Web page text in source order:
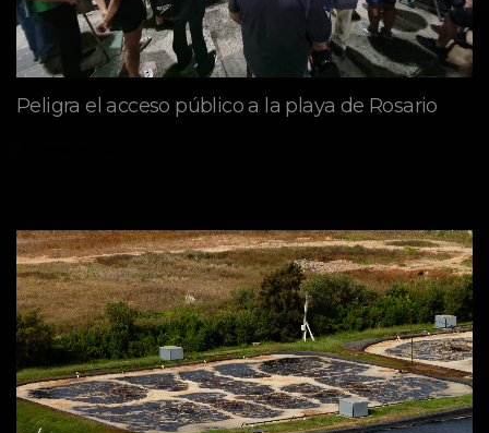
Peligra el acceso público a la playa de Rosario